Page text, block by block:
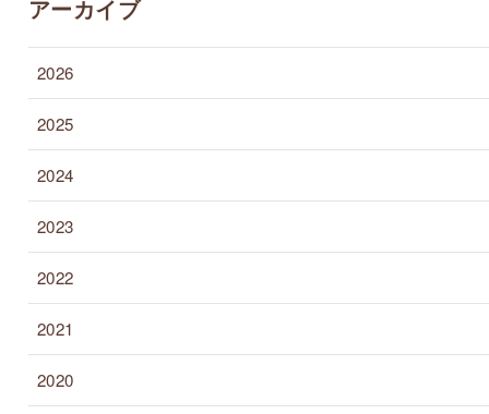
アーカイブ
2026
2025
2024
2023
2022
2021
2020